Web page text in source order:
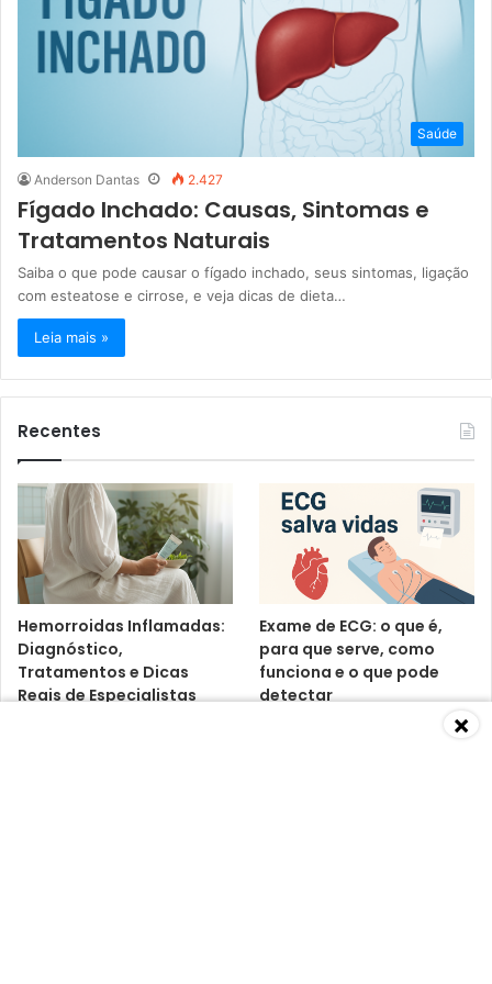
Saúde
Anderson Dantas 2.427
Fígado Inchado: Causas, Sintomas e
Tratamentos Naturais
Saiba o que pode causar o fígado inchado, seus sintomas, ligação
com esteatose e cirrose, e veja dicas de dieta…
Leia mais »
Recentes
Hemorroidas Inflamadas:
Diagnóstico,
Tratamentos e Dicas
Reais de Especialistas
Exame de ECG: o que é,
para que serve, como
funciona e o que pode
detectar
×